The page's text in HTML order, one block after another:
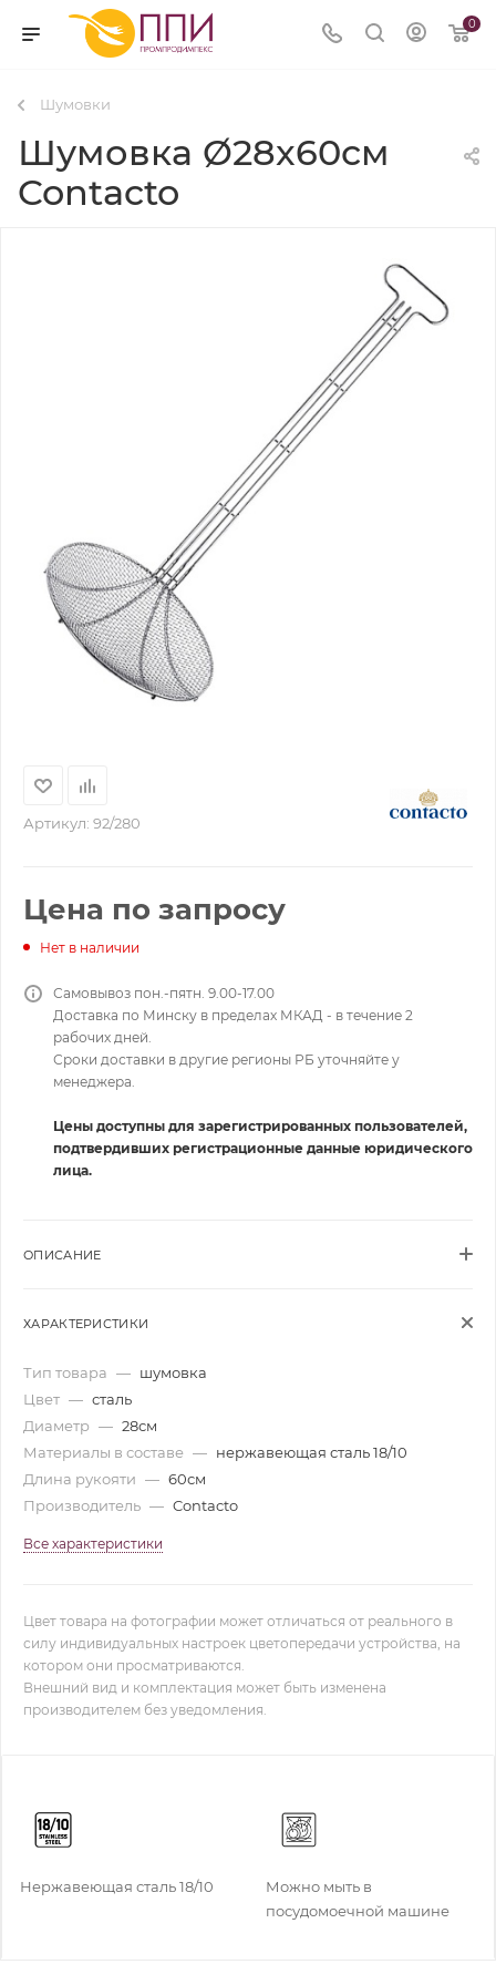
0
Шумовки
Шумовка Ø28x60см
Contacto
Артикул: 92/280
Цена по запросу
Нет в наличии
Самовывоз пон.-пятн. 9.00-17.00
Доставка по Минску в пределах МКАД - в течение 2
рабочих дней.
Сроки доставки в другие регионы РБ уточняйте у
менеджера.
Цены доступны для зарегистрированных пользователей,
подтвердивших регистрационные данные юридического
лица.
ОПИСАНИЕ
ХАРАКТЕРИСТИКИ
Тип товара — шумовка
Цвет — сталь
Диаметр — 28см
Материалы в составе — нержавеющая сталь 18/10
Длина рукояти — 60см
Производитель — Contacto
Все характеристики
Цвет товара на фотографии может отличаться от реального в
силу индивидуальных настроек цветопередачи устройства, на
котором они просматриваются.
Внешний вид и комплектация может быть изменена
производителем без уведомления.
Нержавеющая сталь 18/10
Можно мыть в
посудомоечной машине